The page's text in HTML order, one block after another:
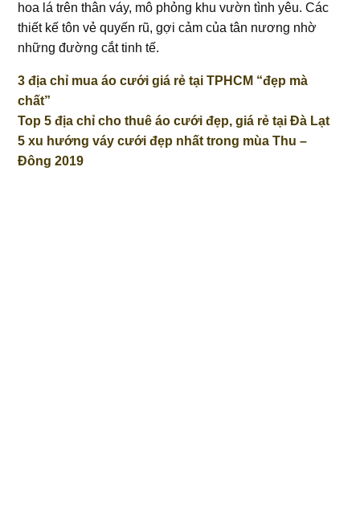
hoa lá trên thân váy, mô phỏng khu vườn tình yêu. Các
thiết kế tôn vẻ quyến rũ, gợi cảm của tân nương nhờ
những đường cắt tinh tế.
3 địa chỉ mua áo cưới giá rẻ tại TPHCM “đẹp mà
chất”
Top 5 địa chỉ cho thuê áo cưới đẹp, giá rẻ tại Đà Lạt
5 xu hướng váy cưới đẹp nhất trong mùa Thu –
Đông 2019